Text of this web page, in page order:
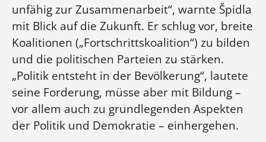
unfähig zur Zusammenarbeit“, warnte Špidla
mit Blick auf die Zukunft. Er schlug vor, breite
Koalitionen („Fortschrittskoalition“) zu bilden
und die politischen Parteien zu stärken.
„Politik entsteht in der Bevölkerung“, lautete
seine Forderung, müsse aber mit Bildung –
vor allem auch zu grundlegenden Aspekten
der Politik und Demokratie – einhergehen.